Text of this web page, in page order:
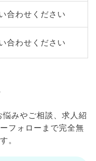
合わせください
合わせください
みやご相談、求人紹
フォローまで完全無
。